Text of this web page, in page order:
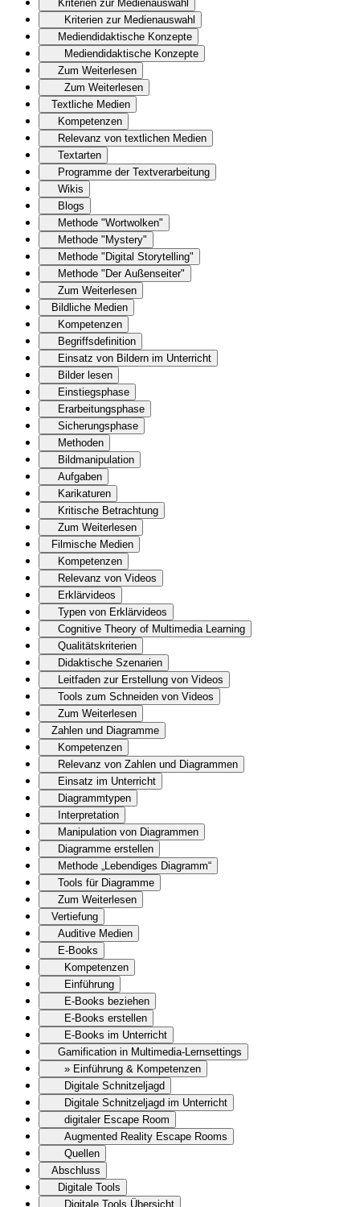
Kriterien zur Medienauswahl
Kriterien zur Medienauswahl
Mediendidaktische Konzepte
Mediendidaktische Konzepte
Zum Weiterlesen
Zum Weiterlesen
Textliche Medien
Kompetenzen
Relevanz von textlichen Medien
Textarten
Programme der Textverarbeitung
Wikis
Blogs
Methode "Wortwolken"
Methode "Mystery"
Methode "Digital Storytelling"
Methode "Der Außenseiter"
Zum Weiterlesen
Bildliche Medien
Kompetenzen
Begriffsdefinition
Einsatz von Bildern im Unterricht
Bilder lesen
Einstiegsphase
Erarbeitungsphase
Sicherungsphase
Methoden
Bildmanipulation
Aufgaben
Karikaturen
Kritische Betrachtung
Zum Weiterlesen
Filmische Medien
Kompetenzen
Relevanz von Videos
Erklärvideos
Typen von Erklärvideos
Cognitive Theory of Multimedia Learning
Qualitätskriterien
Didaktische Szenarien
Leitfaden zur Erstellung von Videos
Tools zum Schneiden von Videos
Zum Weiterlesen
Zahlen und Diagramme
Kompetenzen
Relevanz von Zahlen und Diagrammen
Einsatz im Unterricht
Diagrammtypen
Interpretation
Manipulation von Diagrammen
Diagramme erstellen
Methode „Lebendiges Diagramm“
Tools für Diagramme
Zum Weiterlesen
Vertiefung
Auditive Medien
E-Books
Kompetenzen
Einführung
E-Books beziehen
E-Books erstellen
E-Books im Unterricht
Gamification in Multimedia-Lernsettings
» Einführung & Kompetenzen
Digitale Schnitzeljagd
Digitale Schnitzeljagd im Unterricht
digitaler Escape Room
Augmented Reality Escape Rooms
Quellen
Abschluss
Digitale Tools
Digitale Tools Übersicht